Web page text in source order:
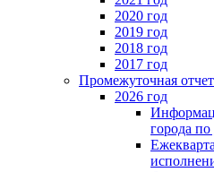
2020 год
2019 год
2018 год
2017 год
Промежуточная
2026 год
города